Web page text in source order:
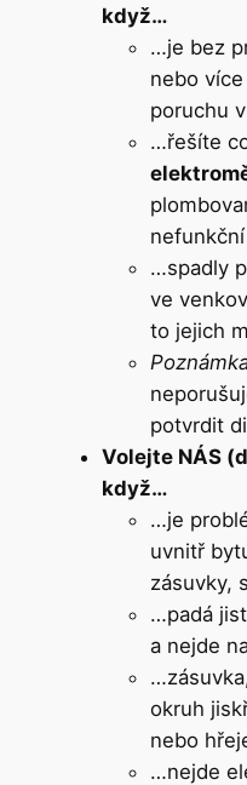
když…
…je bez
nebo
poruchu
…řešíte
…spadly
ve
to jejich
potvrdit
Volejte NÁS
když…
…je
uvnitř
zásuvky,
…padá
a nejde
okruh
nebo
…nejde